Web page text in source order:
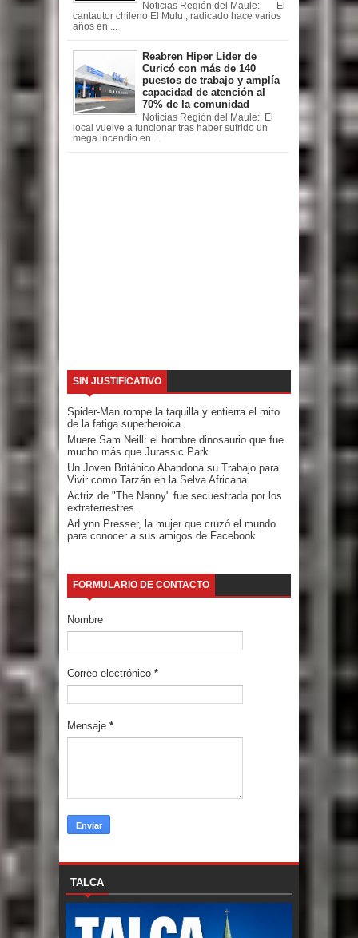
Noticias Región del Maule: El
cantautor chileno El Mulu , radicado hace varios
años en ...
Reabren Hiper Lider de
Curicó con más de 140
puestos de trabajo y amplía
capacidad de atención al
70% de la comunidad
Noticias Región del Maule: El
local vuelve a funcionar tras haber sufrido un
mega incendio en ...
SIN JUSTIFICATIVO
Spider-Man rompe la taquilla y entierra el mito
de la fatiga superheroica
Muere Sam Neill: el hombre dinosaurio que fue
mucho más que Jurassic Park
Un Joven Británico Abandona su Trabajo para
Vivir como Tarzán en la Selva Africana
Actriz de "The Nanny" fue secuestrada por los
extraterrestres.
ArLynn Presser, la mujer que cruzó el mundo
para conocer a sus amigos de Facebook
FORMULARIO DE CONTACTO
Nombre
Correo electrónico *
Mensaje *
TALCA